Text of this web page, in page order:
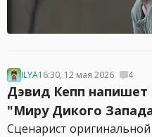
ILYA16:30, 12 мая 2026 4
Дэвид Кепп
"Миру Дикого
Сценарист